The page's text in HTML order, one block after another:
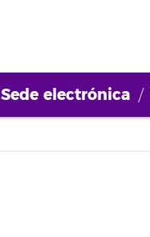
Sede electrónica